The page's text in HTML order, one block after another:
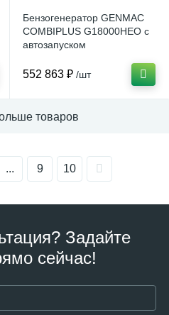
Бензогенератор GENMAC
COMBIPLUS G18000HEO с
автозапуском
552 863 ₽ /шт
товаров
... 9 10
Задайте
сейчас!